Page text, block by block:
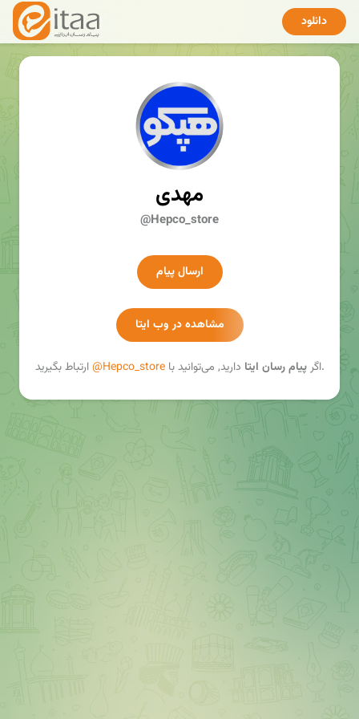
دانلود
مهدی
@Hepco_store
ارسال پیام
مشاهده در وب ایتا
اگرپیام رسان ایتا دارید, می‌توانید با@Hepco_store ارتباط بگیرید.